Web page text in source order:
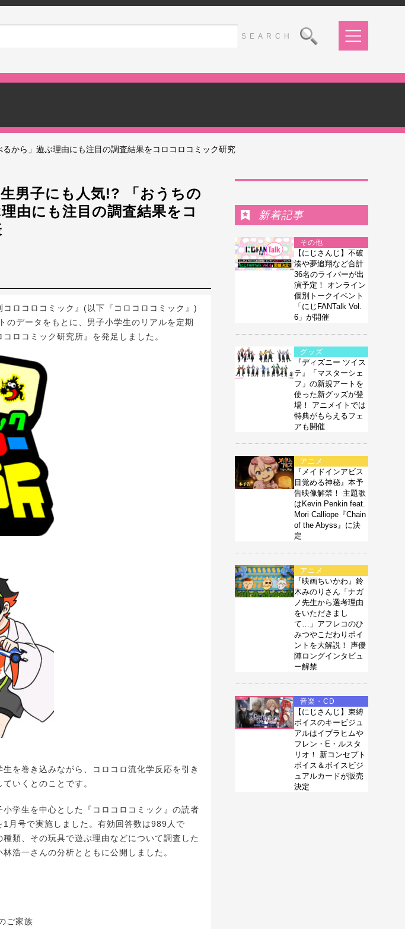
から」遊ぶ理由にも注目の調査結果をコロコロコミック研究
男子にも人気!? 「おうちの
由にも注目の調査結果をコ
ロコロコミック』(以下『コロコロコミック』)
のデータをもとに、男子小学生のリアルを定期
ロコミック研究所』を発足しました。
を巻き込みながら、コロコロ流化学反応を引き
いくとのことです。
学生を中心とした『コロコロコミック』の読者
月号で実施しました。有効回答数は989人で
類、その玩具で遊ぶ理由などについて調査した
浩一さんの分析とともに公開しました。
ご家族
新着記事
その他
【にじさんじ】不破
湊や夢追翔など合計
36名のライバーが出
演予定！ オンライン
個別トークイベント
「にじFANTalk Vol.
6」が開催
グッズ
『ディズニー ツイス
テ』「マスターシェ
フ」の新規アートを
使った新グッズが登
場！ アニメイトでは
特典がもらえるフェ
アも開催
アニメ
『メイドインアビス
目覚める神秘』本予
告映像解禁！ 主題歌
はKevin Penkin feat.
Mori Calliope『Chain
of the Abyss』に決
定
アニメ
『映画ちいかわ』鈴
木みのりさん「ナガ
ノ先生から選考理由
をいただきまし
て…」アフレコのひ
みつやこだわりポイ
ントを大解説！ 声優
陣ロングインタビュ
ー解禁
音楽・CD
【にじさんじ】束縛
ボイスのキービジュ
アルはイブラヒムや
フレン・E・ルスタ
リオ！ 新コンセプト
ボイス＆ボイスビジ
ュアルカードが販売
決定